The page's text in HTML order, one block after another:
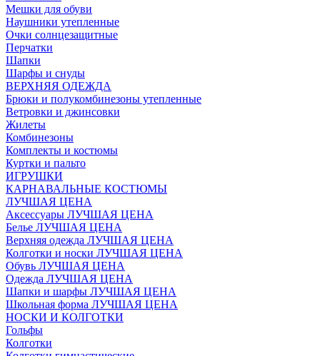
Мешки для обуви
Наушники утепленные
Очки солнцезащитные
Перчатки
Шапки
Шарфы и снуды
ВЕРХНЯЯ ОДЕЖДА
Брюки и полукомбинезоны утепленные
Ветровки и джинсовки
Жилеты
Комбинезоны
Комплекты и костюмы
Куртки и пальто
ИГРУШКИ
КАРНАВАЛЬНЫЕ КОСТЮМЫ
ЛУЧШАЯ ЦЕНА
Аксессуары ЛУЧШАЯ ЦЕНА
Белье ЛУЧШАЯ ЦЕНА
Верхняя одежда ЛУЧШАЯ ЦЕНА
Колготки и носки ЛУЧШАЯ ЦЕНА
Обувь ЛУЧШАЯ ЦЕНА
Одежда ЛУЧШАЯ ЦЕНА
Шапки и шарфы ЛУЧШАЯ ЦЕНА
Школьная форма ЛУЧШАЯ ЦЕНА
НОСКИ И КОЛГОТКИ
Гольфы
Колготки